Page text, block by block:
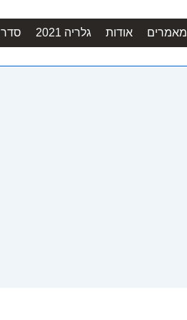
סדר גלריה 2021 אודות מאמרים